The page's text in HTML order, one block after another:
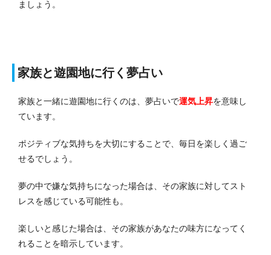
ましょう。
家族と遊園地に行く夢占い
家族と一緒に遊園地に行くのは、夢占いで運気上昇を意味し
ています。
ポジティブな気持ちを大切にすることで、毎日を楽しく過ご
せるでしょう。
夢の中で嫌な気持ちになった場合は、その家族に対してスト
レスを感じている可能性も。
楽しいと感じた場合は、その家族があなたの味方になってく
れることを暗示しています。